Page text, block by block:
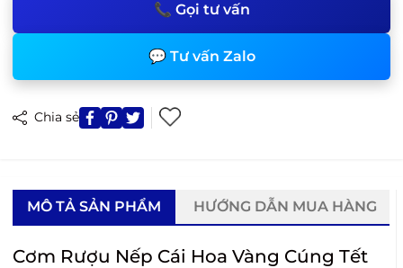
📞 Gọi tư vấn
💬 Tư vấn Zalo
Chia sẻ
MÔ TẢ SẢN PHẨM HƯỚNG DẪN MUA HÀNG
Cơm Rượu Nếp Cái Hoa Vàng Cúng Tết